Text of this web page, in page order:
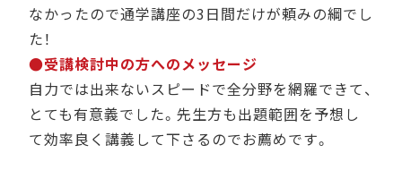
なかったので通学講座の3日間だけが頼みの綱でし
た！
●受講検討中の方へのメッセージ
自力では出来ないスピードで全分野を網羅できて、
とても有意義でした。先生方も出題範囲を予想し
て効率良く講義して下さるのでお薦めです。